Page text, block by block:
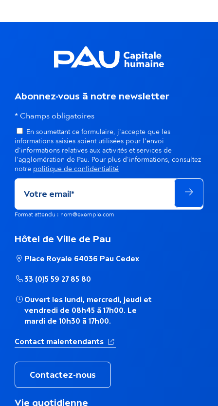
Abonnez-vous à notre newsletter
* Champs obligatoires
En soumettant ce formulaire, j'accepte que les
informations saisies soient utilisées pour l'envoi
d'informations relatives aux activités et services de
l'agglomération de Pau. Pour plus d'informations, consultez
notre politique de confidentialité
Format attendu : nom@exemple.com
Hôtel de Ville de Pau
Place Royale 64036 Pau Cedex
33 (0)5 59 27 85 80
Ouvert les lundi, mercredi, jeudi et
vendredi de 08h45 à 17h00. Le
mardi de 10h30 à 17h00.
Contact malentendants (Ouverture dans un nouvel
Contactez-nous
M
Vie quotidienne